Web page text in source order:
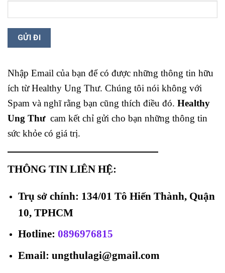
Nhập Email của bạn để có được những thông tin hữu
ích từ Healthy Ung Thư. Chúng tôi nói không với
Spam và nghĩ rằng bạn cũng thích điều đó. Healthy
Ung Thư cam kết chỉ gửi cho bạn những thông tin
sức khỏe có giá trị.
THÔNG TIN LIÊN HỆ:
Trụ sở chính: 134/01 Tô Hiến Thành, Quận
10, TPHCM
Hotline: 0896976815
Email: ungthulagi@gmail.com